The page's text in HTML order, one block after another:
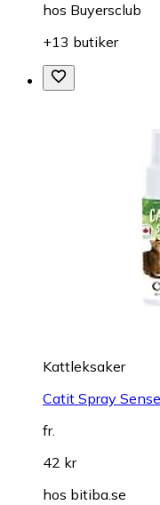
hos Buyersclub
+13 butiker
Kattleksaker
Catit Spray
fr.
42 kr
hos bitiba.se